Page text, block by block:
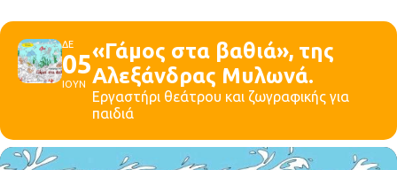
ΔΕ
05
ΙΟΥΝ
«Γάμος στα βαθιά», της
Αλεξάνδρας Μυλωνά.
Εργαστήρι θεάτρου και ζωγραφικής για
παιδιά